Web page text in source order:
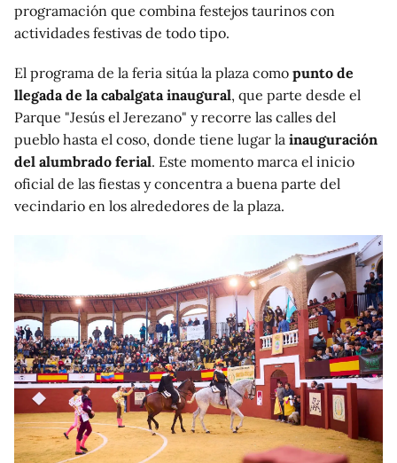
programación que combina festejos taurinos con
actividades festivas de todo tipo.
El programa de la feria sitúa la plaza como punto de
llegada de la cabalgata inaugural, que parte desde el
Parque "Jesús el Jerezano" y recorre las calles del
pueblo hasta el coso, donde tiene lugar la inauguración
del alumbrado ferial. Este momento marca el inicio
oficial de las fiestas y concentra a buena parte del
vecindario en los alrededores de la plaza.